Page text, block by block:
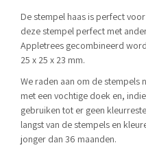
De stempel haas is perfect
deze stempel perfect met
Appletrees gecombineerd
25 x 25 x 23 mm.
We raden aan om de stempels
met een vochtige doek en,
gebruiken tot er geen
langst van de stempels en
jonger dan 36 maanden.